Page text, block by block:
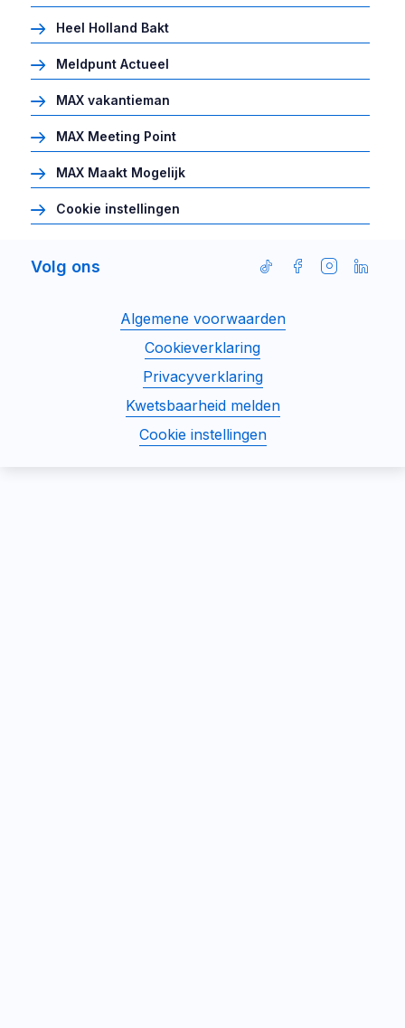
Heel Holland Bakt
Meldpunt Actueel
MAX vakantieman
MAX Meeting Point
MAX Maakt Mogelijk
Cookie instellingen
DisclaimerAlgemene voorwaarden
Cookieverklaring
Privacyverklaring
Kwetsbaarheid melden
Cookie instellingen
Volg ons
Volg
op
VolgVolgVolg